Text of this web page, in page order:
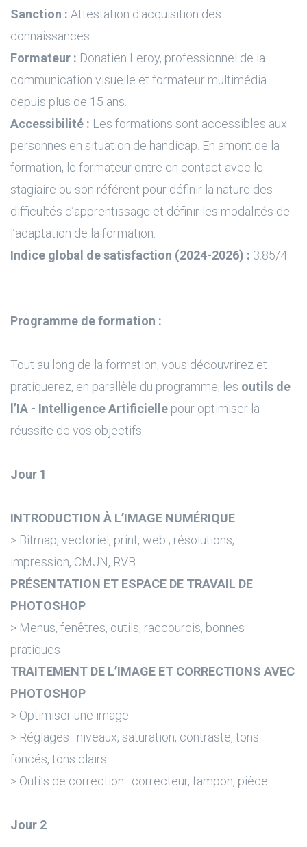
Sanction : Attestation d'acquisition des
connaissances.
Formateur : Donatien Leroy, professionnel de la
communication visuelle et formateur multimédia
depuis plus de 15 ans.
Accessibilité : Les formations sont accessibles aux
personnes en situation de handicap. En amont de la
formation, le formateur entre en contact avec le
stagiaire ou son référent pour définir la nature des
difficultés d’apprentissage et définir les modalités de
l’adaptation de la formation.
Indice global de satisfaction (2024-2026) : 3.85/4
Programme de formation :
Tout au long de la formation, vous découvrirez et
pratiquerez, en parallèle du programme, les outils de
l’IA - Intelligence Artificielle pour optimiser la
réussite de vos objectifs.
Jour 1
INTRODUCTION À L’IMAGE NUMÉRIQUE
> Bitmap, vectoriel, print, web ; résolutions,
impression, CMJN, RVB ...
PRÉSENTATION ET ESPACE DE TRAVAIL DE
PHOTOSHOP
> Menus, fenêtres, outils, raccourcis, bonnes
pratiques
TRAITEMENT DE L’IMAGE ET CORRECTIONS AVEC
PHOTOSHOP
> Optimiser une image
> Réglages : niveaux, saturation, contraste, tons
foncés, tons clairs...
> Outils de correction : correcteur, tampon, pièce ...
Jour 2